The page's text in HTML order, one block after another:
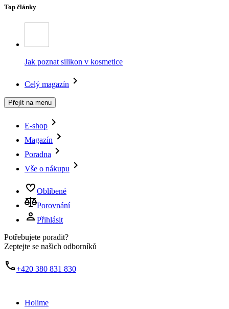
Top články
Jak poznat silikon v kosmetice
Celý magazín
Přejít na menu
E-shop
Magazín
Poradna
Vše o nákupu
Oblíbené
Porovnání
Přihlásit
Potřebujete poradit?
Zeptejte se našich odborníků
+420 380 831 830
Holime